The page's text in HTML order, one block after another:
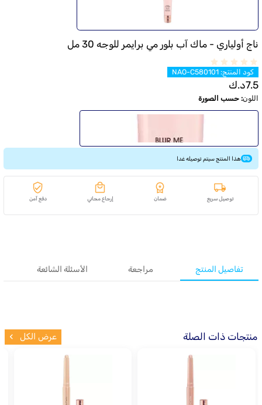
ناج أولياري - ماك آب بلور مي برايمر للوجه 30 مل
كود المنتج:
NAO-C580101
7.5د.ك
اللون: حسب الصورة
هذا المنتج سيتم توصيله غدا
توصيل سريع ضمان إرجاع مجاني دفع آمن
تفاصيل المنتج مراجعة الأسئلة الشائعة
منتجات ذات الصلة عرض الكل